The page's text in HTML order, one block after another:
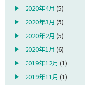
2020年4月 (5)
2020年3月 (5)
2020年2月 (5)
2020年1月 (6)
2019年12月 (1)
2019年11月 (1)